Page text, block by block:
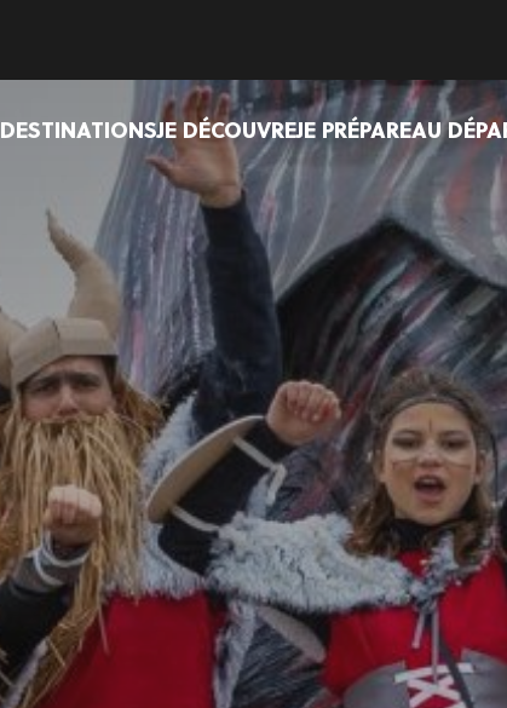
DESTINATIONSJE DÉCOUVREJE PRÉPAREAU